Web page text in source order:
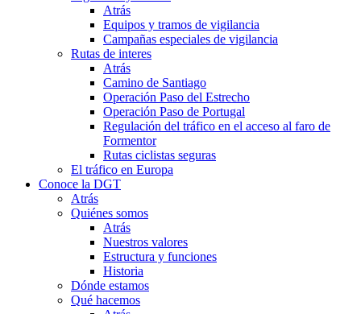
Atrás
Equipos y tramos de vigilancia
Campañas especiales de vigilancia
Rutas de interes
Atrás
Camino de Santiago
Operación Paso del Estrecho
Operación Paso de Portugal
Regulación del tráfico en el acceso al faro de
Formentor
Rutas ciclistas seguras
El tráfico en Europa
Conoce la DGT
Atrás
Quiénes somos
Atrás
Nuestros valores
Estructura y funciones
Historia
Dónde estamos
Qué hacemos